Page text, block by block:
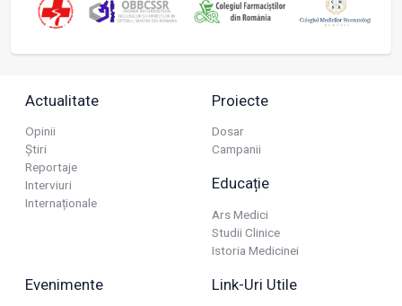
Actualitate
Opinii
Știri
Reportaje
Interviuri
Internaționale
Proiecte
Dosar
Campanii
Educație
Ars Medici
Studii Clinice
Istoria Medicinei
Evenimente Link-Uri Utile